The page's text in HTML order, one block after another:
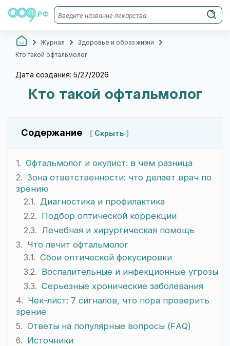
Журнал
Здоровье и образ жизни
Кто такой офтальмолог
Дата создания: 5/27/2026
Кто такой офтальмолог
Содержание Скрыть
Офтальмолог и окулист: в чем разница
Зона ответственности: что делает врач по
зрению
Диагностика и профилактика
Подбор оптической коррекции
Лечебная и хирургическая помощь
Что лечит офтальмолог
Сбои оптической фокусировки
Воспалительные и инфекционные угрозы
Серьезные хронические заболевания
Чек-лист: 7 сигналов, что пора проверить
зрение
Ответы на популярные вопросы (FAQ)
Источники